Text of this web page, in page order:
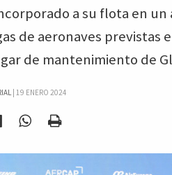
a su flota en
de aeronaves previstas
de mantenimiento de
| 19 ENERO 2024